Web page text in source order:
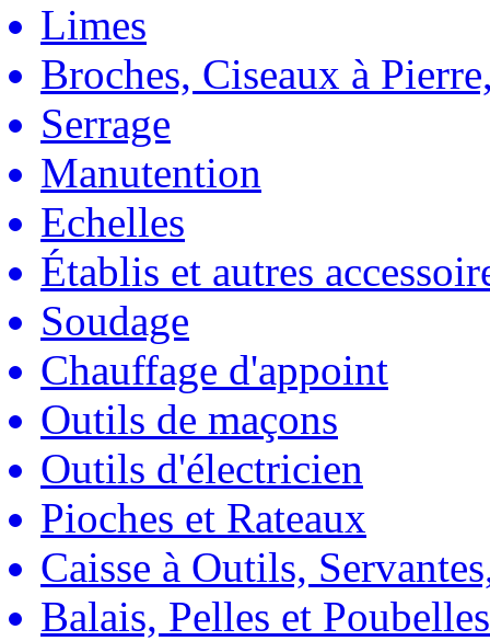
Limes
Broches, Ciseaux à
Serrage
Manutention
Echelles
Établis et autres
Soudage
Chauffage d'appoint
Outils de maçons
Outils d'électricien
Pioches et Rateaux
Caisse à Outils,
Balais, Pelles et Poubelles